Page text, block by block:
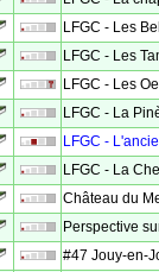
LFGC - Les
LFGC - Les
LFGC - Les
LFGC - La
LFGC -
LFGC - La
Château du
Perspective
#47 Jouy-en-